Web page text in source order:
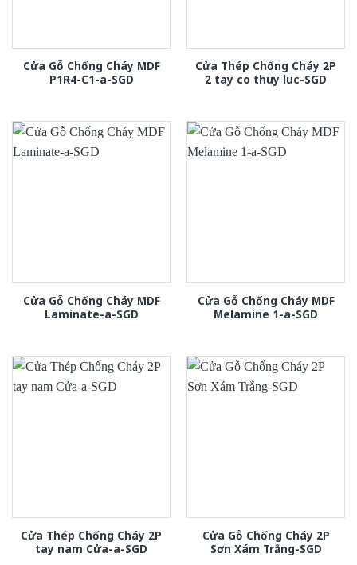
Cửa Gỗ Chống Cháy MDF
P1R4-C1-a-SGD
Cửa Thép Chống Cháy 2P
2 tay co thuy luc-SGD
Cửa Gỗ Chống Cháy MDF
Laminate-a-SGD
Cửa Gỗ Chống Cháy MDF
Melamine 1-a-SGD
Cửa Thép Chống Cháy 2P
tay nam Cửa-a-SGD
Cửa Gỗ Chống Cháy 2P
Sơn Xám Trắng-SGD